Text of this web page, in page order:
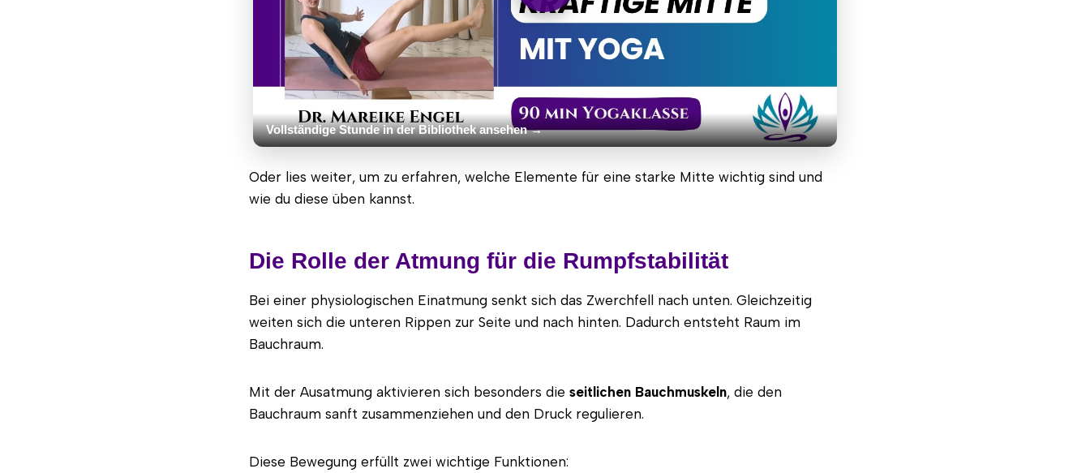
Vollständige Stunde in der Bibliothek ansehen →
Oder lies weiter, um zu erfahren, welche Elemente für eine starke Mitte wichtig sind und
wie du diese üben kannst.
Die Rolle der Atmung für die Rumpfstabilität
Bei einer physiologischen Einatmung senkt sich das Zwerchfell nach unten. Gleichzeitig
weiten sich die unteren Rippen zur Seite und nach hinten. Dadurch entsteht Raum im
Bauchraum.
Mit der Ausatmung aktivieren sich besonders die seitlichen Bauchmuskeln, die den
Bauchraum sanft zusammenziehen und den Druck regulieren.
Diese Bewegung erfüllt zwei wichtige Funktionen: